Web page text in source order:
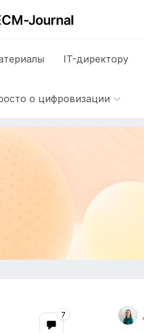
IT-директору
о цифровизации
7